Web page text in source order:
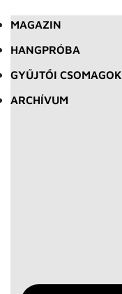
MAGAZIN
HANGPRÓBA
GYŰJTŐI CSOMAGOK
ARCHÍVUM